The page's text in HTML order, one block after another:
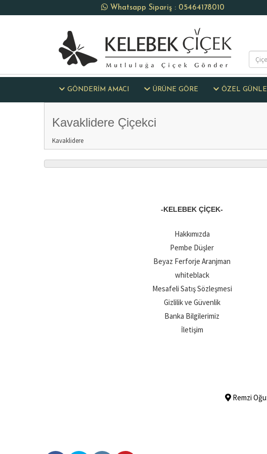
Whatsapp Sipariş : 05464178010
GÖNDERİM AMACI ÜRÜNE GÖRE ÖZEL
Kavaklidere Çiçekci
Kavaklidere
-KELEBEK ÇIÇEK-
Hakkımızda
Pembe Düşler
Beyaz Ferforje Aranjman
whiteblack
Mesafeli Satış Sözleşmesi
Gizlilik ve Güvenlik
Banka Bilgilerimiz
İletişim
Remzi